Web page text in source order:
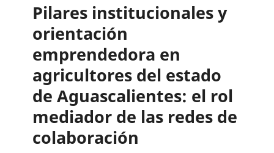
Pilares institucionales y
orientación
emprendedora en
agricultores del estado
de Aguascalientes: el rol
mediador de las redes de
colaboración